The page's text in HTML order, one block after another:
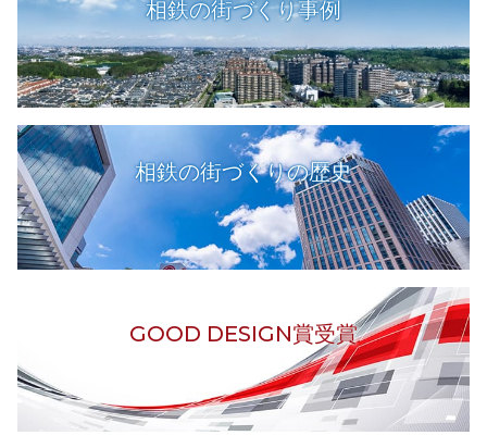
相鉄の街づくり事例
相鉄の街づくりの歴史
GOOD DESIGN賞受賞